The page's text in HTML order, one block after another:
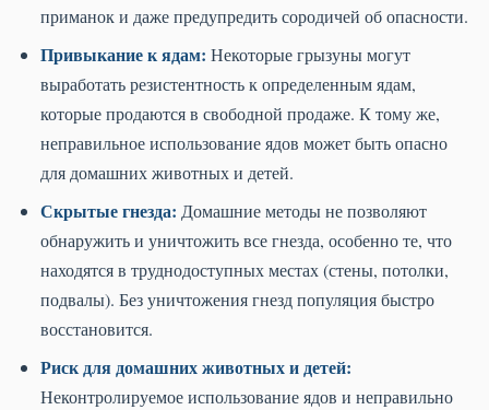
приманок и даже предупредить сородичей об опасности.
Привыкание к ядам: Некоторые грызуны могут
выработать резистентность к определенным ядам,
которые продаются в свободной продаже. К тому же,
неправильное использование ядов может быть опасно
для домашних животных и детей.
Скрытые гнезда: Домашние методы не позволяют
обнаружить и уничтожить все гнезда, особенно те, что
находятся в труднодоступных местах (стены, потолки,
подвалы). Без уничтожения гнезд популяция быстро
восстановится.
Риск для домашних животных и детей:
Неконтролируемое использование ядов и неправильно